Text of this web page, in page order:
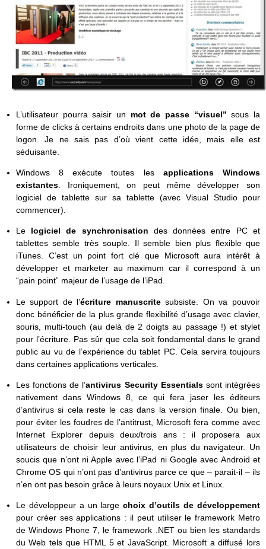
L’utilisateur pourra saisir un mot de passe “visuel”sous la
forme de clicks à certains endroits dans une photo de la page de
logon. Je ne sais pas d’où vient cette idée, mais elle est
séduisante.
Windows 8 exécute toutes les applications Windows
existantes. Ironiquement, on peut même développer son
logiciel de tablette sur sa tablette (avec Visual Studio pour
commencer).
Le logiciel de synchronisation des données entre PC et
tablettes semble très souple. Il semble bien plus flexible que
iTunes. C’est un point fort clé que Microsoft aura intérêt à
développer et marketer au maximum car il correspond à un
“pain point” majeur de l’usage de l’iPad.
Le support de l’écriture manuscritesubsiste. On va pouvoir
donc bénéficier de la plus grande flexibilité d’usage avec clavier,
souris, multi-touch (au delà de 2 doigts au passage !) et stylet
pour l’écriture. Pas sûr que cela soit fondamental dans le grand
public au vu de l’expérience du tablet PC. Cela servira toujours
dans certaines applications verticales.
Les fonctions de l’antivirus Security Essentials sont intégrées
nativement dans Windows 8, ce qui fera jaser les éditeurs
d’antivirus si cela reste le cas dans la version finale. Ou bien,
pour éviter les foudres de l’antitrust, Microsoft fera comme avec
Internet Explorer depuis deux/trois ans : il proposera aux
utilisateurs de choisir leur antivirus, en plus du navigateur. Un
soucis que n’ont ni Apple avec l’iPad ni Google avec Android et
Chrome OS qui n’ont pas d’antivirus parce ce que – parait-il – ils
n’en ont pas besoin grâce à leurs noyaux Unix et Linux.
Le développeur a un largechoix d’outils de développement
pour créer ses applications : il peut utiliser le framework Metro
de Windows Phone 7, le framework .NET ou bien les standards
du Web tels que HTML 5 et JavaScript. Microsoft a diffusé lors